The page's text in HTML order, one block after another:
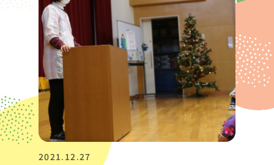
2021.12.27